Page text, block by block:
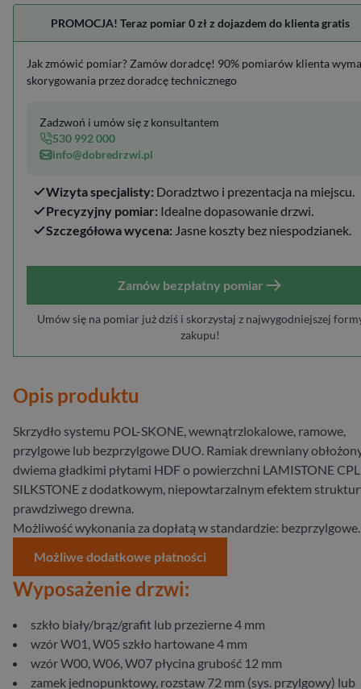
PROMOCJA! Teraz pomiar 0 zł z dojazdem do klienta gratis
Jak zmówić pomiar? Zamów doradcę! 90% pomiarów klienta
skorygowania przez doradcę technicznego
Wizyta specjalisty: Doradztwo i prezentacja na miejscu.
Precyzyjny pomiar: Idealne dopasowanie drzwi.
Szczegółowa wycena: Jasne koszty bez niespodzianek.
Zadzwoń i umów się z konsultantem
530 992 000
info@dobredrzwi.pl
Zamów bezpłatny pomiar
Umów się na pomiar już dziś i skorzystaj z najwygodniejszej
zakupu!
Opis produktu
Skrzydło systemu POL-SKONE, wewnątrzlokalowe, ramowe,
przylgowe lub bezprzylgowe DUO. Ramiak drewniany
dwiema gładkimi płytami HDF o powierzchni LAMISTONE
SILKSTONE z dodatkowym, niepowtarzalnym efektem
prawdziwego drewna.
Możliwość wykonania za dopłatą w standardzie: bezprzylgowe.
Możliwe dodatkowe płatności
Wyposażenie drzwi:
szkło biały/brąz/grafit lub przezierne 4 mm
wzór W01, W05 szkło hartowane 4 mm
wzór W00, W06, W07 płycina grubość 12 mm
zamek jednopunktowy, rozstaw 72 mm (sys. przylgowy) lub